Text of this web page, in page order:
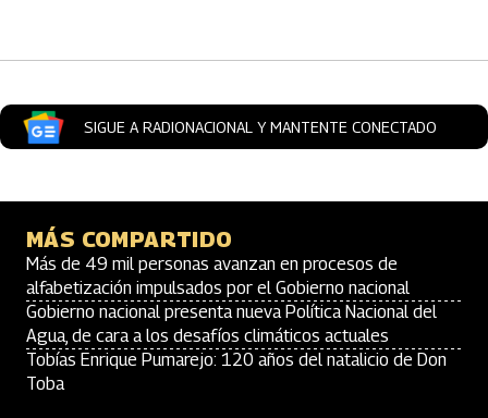
SIGUE A RADIONACIONAL Y MANTENTE CONECTADO
MÁS COMPARTIDO
Más de 49 mil personas avanzan en procesos de
alfabetización impulsados por el Gobierno nacional
Gobierno nacional presenta nueva Política Nacional del
Agua, de cara a los desafíos climáticos actuales
Tobías Enrique Pumarejo: 120 años del natalicio de Don
Toba